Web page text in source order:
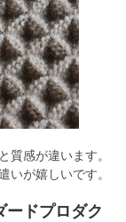
質感が違います。
いが嬉しいです。
ードプロダク